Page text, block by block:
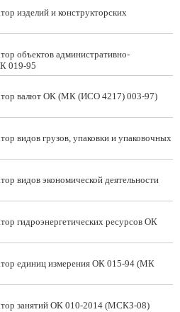
изделий и конструкторских
объектов административно-
019-95
валют ОК (МК (ИСО 4217) 003-97)
видов грузов, упаковки и упаковочных
видов экономической деятельности
гидроэнергетических ресурсов ОК
единиц измерения ОК 015-94 (МК
занятий ОК 010-2014 (МСКЗ-08)